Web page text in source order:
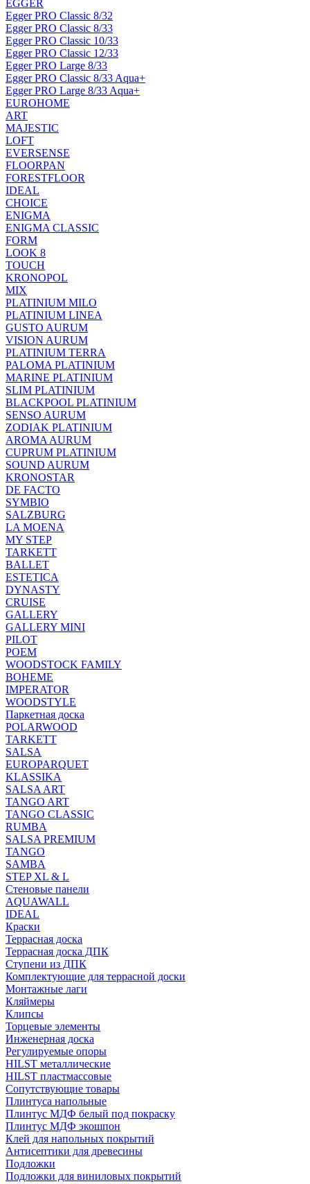
EGGER
Egger PRO Classic 8/32
Egger PRO Classic 8/33
Egger PRO Classic 10/33
Egger PRO Classic 12/33
Egger PRO Large 8/33
Egger PRO Classic 8/33 Aqua+
Egger PRO Large 8/33 Aqua+
EUROHOME
ART
MAJESTIC
LOFT
EVERSENSE
FLOORPAN
FORESTFLOOR
IDEAL
CHOICE
ENIGMA
ENIGMA CLASSIC
FORM
LOOK 8
TOUCH
KRONOPOL
MIX
PLATINIUM MILO
PLATINIUM LINEA
GUSTO AURUM
VISION AURUM
PLATINIUM TERRA
PALOMA PLATINIUM
MARINE PLATINIUM
SLIM PLATINIUM
BLACKPOOL PLATINIUM
SENSO AURUM
ZODIAK PLATINIUM
AROMA AURUM
CUPRUM PLATINIUM
SOUND AURUM
KRONOSTAR
DE FACTO
SYMBIO
SALZBURG
LA MOENA
MY STEP
TARKETT
BALLET
ESTETICA
DYNASTY
CRUISE
GALLERY
GALLERY MINI
PILOT
POEM
WOODSTOCK FAMILY
BOHEME
IMPERATOR
WOODSTYLE
Паркетная доска
POLARWOOD
TARKETT
SALSA
EUROPARQUET
KLASSIKA
SALSA ART
TANGO ART
TANGO CLASSIC
RUMBA
SALSA PREMIUM
TANGO
SAMBA
STEP XL & L
Стеновые панели
AQUAWALL
IDEAL
Краски
Террасная доска
Террасная доска ДПК
Ступени из ДПК
Комплектующие для террасной доски
Монтажные лаги
Кляймеры
Клипсы
Торцевые элементы
Инженерная доска
Регулируемые опоры
HILST металлические
HILST пластмассовые
Сопутствующие товары
Плинтуса напольные
Плинтус МДФ белый под покраску
Плинтус МДФ экошпон
Клей для напольных покрытий
Антисептики для древесины
Подложки
Подложки для виниловых покрытий